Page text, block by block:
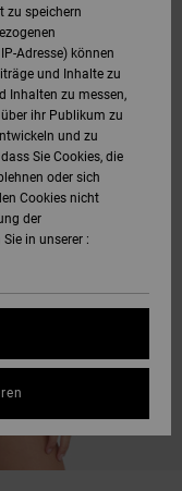
zu speichern
Adresse) können
und Inhalte zu
Inhalten zu messen,
ihr Publikum zu
und zu
Sie Cookies, die
oder sich
Cookies nicht
der
in unserer :